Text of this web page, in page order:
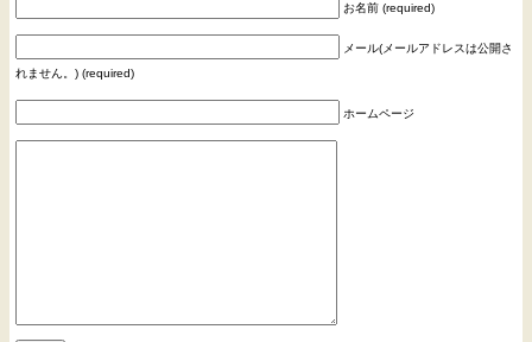
お名前 (required)
メール(メールアドレスは公開さ
れません。) (required)
ホームページ